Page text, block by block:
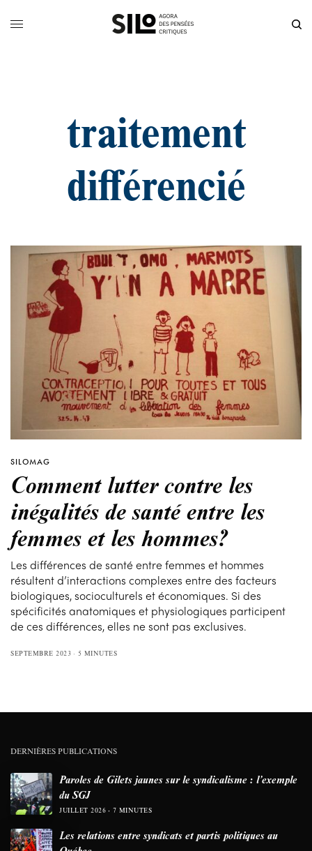
traitement
différencié
SILOMAG
Comment lutter contre les
inégalités de santé entre les
femmes et les hommes?
Les différences de santé entre femmes et hommes
résultent d’interactions complexes entre des facteurs
biologiques, socioculturels et économiques. Si des
spécificités anatomiques et physiologiques participent
de ces différences, elles ne sont pas exclusives.
SEPTEMBRE 2023 5 MINUTES
DERNIÈRES PUBLICATIONS
Paroles de Gilets jaunes sur le syndicalisme : l’exemple
du SGJ
JUILLET 2026 7 MINUTES
Les relations entre syndicats et partis politiques au